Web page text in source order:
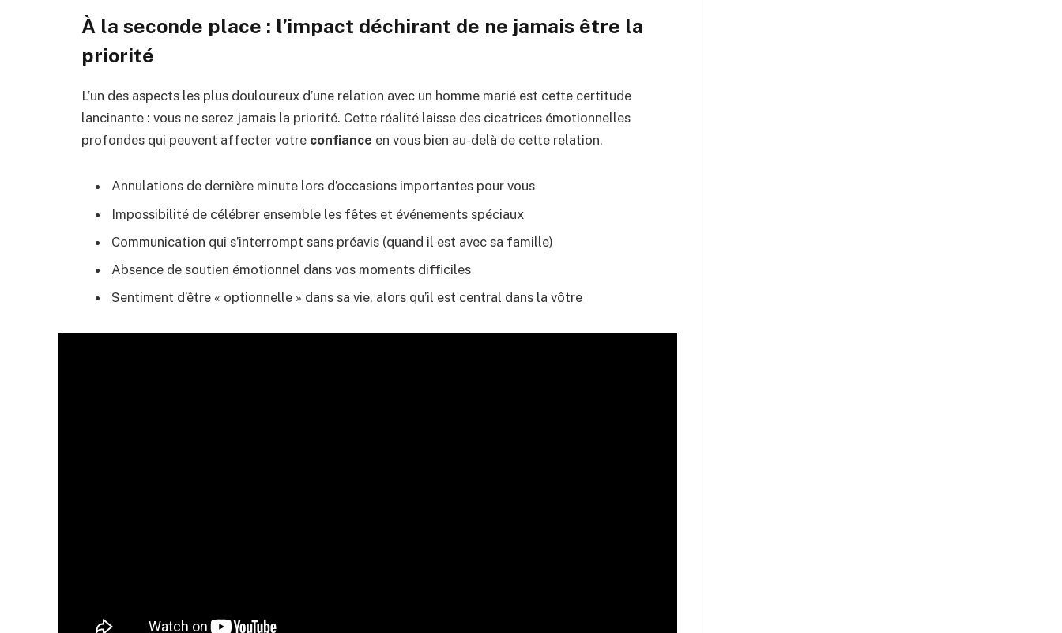
À la seconde place : l’impact déchirant de ne jamais être la
priorité
L’un des aspects les plus douloureux d’une relation avec un homme marié est cette certitude
lancinante : vous ne serez jamais la priorité. Cette réalité laisse des cicatrices émotionnelles
profondes qui peuvent affecter votre confiance en vous bien au-delà de cette relation.
Annulations de dernière minute lors d’occasions importantes pour vous
Impossibilité de célébrer ensemble les fêtes et événements spéciaux
Communication qui s’interrompt sans préavis (quand il est avec sa famille)
Absence de soutien émotionnel dans vos moments difficiles
Sentiment d’être « optionnelle » dans sa vie, alors qu’il est central dans la vôtre